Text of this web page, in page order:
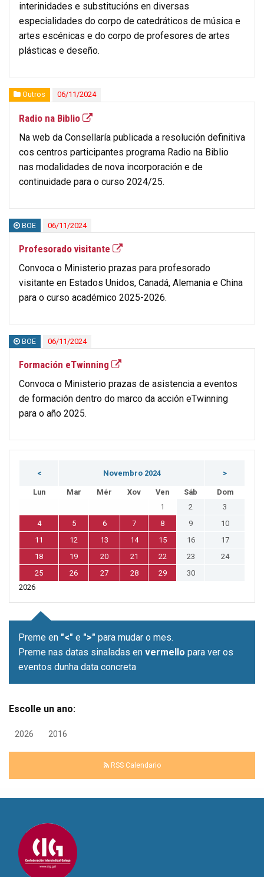
interinidades e substitucións en diversas
especialidades do corpo de catedráticos de música e
artes escénicas e do corpo de profesores de artes
plásticas e deseño.
Outros 06/11/2024
Radio na Biblio
Na web da Consellaría publicada a resolución definitiva
cos centros participantes programa Radio na Biblio
nas modalidades de nova incorporación e de
continuidade para o curso 2024/25.
BOE 06/11/2024
Profesorado visitante
Convoca o Ministerio prazas para profesorado
visitante en Estados Unidos, Canadá, Alemania e China
para o curso académico 2025-2026.
BOE 06/11/2024
Formación eTwinning
Convoca o Ministerio prazas de asistencia a eventos
de formación dentro do marco da acción eTwinning
para o año 2025.
< Novembro 2024 >
Lun Mar Mér Xov Ven Sáb
Dom
1
2
3
4
5 6 7 8 9
10
11
12 13 14 15 16
17
18
19 20 21 22 23
24
25
26 27 28 29
30
2026
Preme en "<" e ">" para mudar o mes.
Preme nas datas sinaladas en vermello para ver os
eventos dunha data concreta
Escolle un ano:
2026 2016
RSS Calendario